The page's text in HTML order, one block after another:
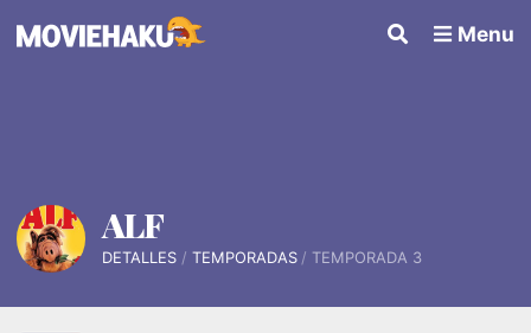
Menu
ALF
DETALLES TEMPORADAS TEMPORADA 3